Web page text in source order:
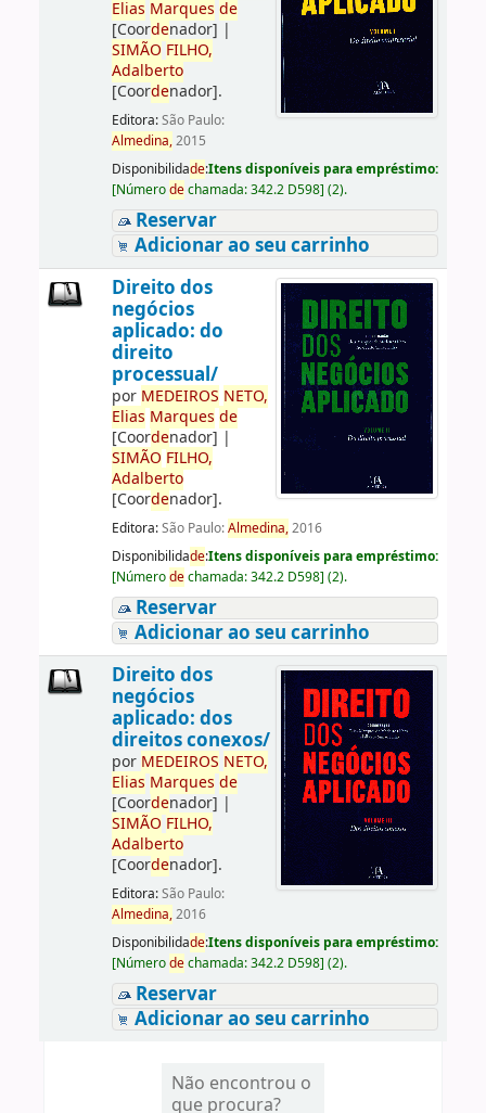
Elias Marques de
[Coordenador] |
SIMÃO FILHO,
Adalberto
[Coordenador].
Editora:São Paulo:
Almedina,2015
Disponibilidade:Itens disponíveis para empréstimo:
[Númerodechamada:342.2 D598] (2).
Reservar
Adicionar ao seu carrinho
Direito dos
negócios
aplicado: do
direito
processual/
por MEDEIROS NETO,
Elias Marques de
[Coordenador] |
SIMÃO FILHO,
Adalberto
[Coordenador].
Editora:São Paulo:Almedina,2016
Disponibilidade:Itens disponíveis para empréstimo:
[Númerodechamada:342.2 D598] (2).
Reservar
Adicionar ao seu carrinho
Direito dos
negócios
aplicado: dos
direitos conexos/
por MEDEIROS NETO,
Elias Marques de
[Coordenador] |
SIMÃO FILHO,
Adalberto
[Coordenador].
Editora:São Paulo:
Almedina,2016
Disponibilidade:Itens disponíveis para empréstimo:
[Númerodechamada:342.2 D598] (2).
Reservar
Adicionar ao seu carrinho
Não encontrou o
que procura?